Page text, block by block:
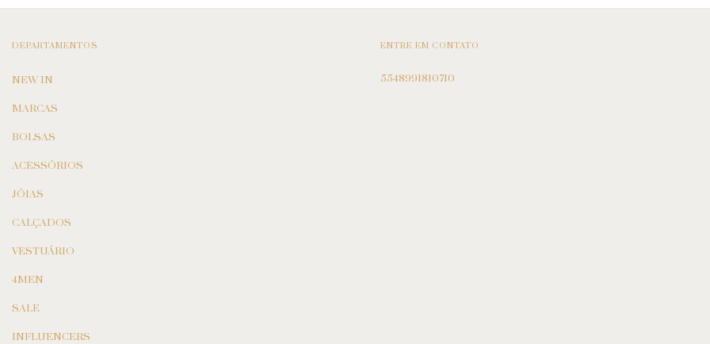
DEPARTAMENTOS
NEW IN
MARCAS
BOLSAS
ACESSÓRIOS
JÓIAS
CALÇADOS
VESTUÁRIO
4MEN
SALE
INFLUENCERS
ENTRE EM CONTATO
5548991810710